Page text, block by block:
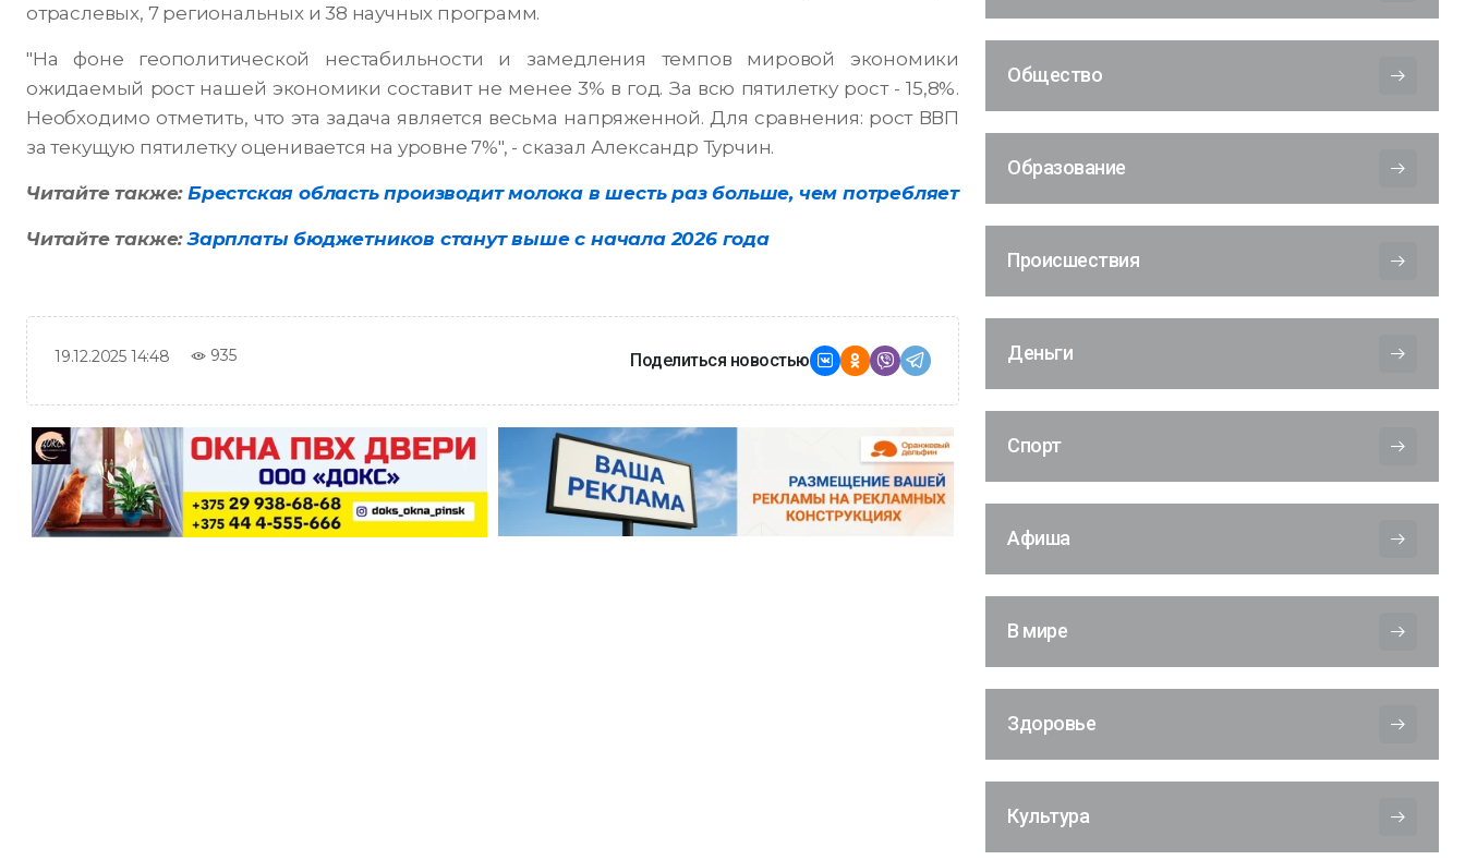
отраслевых, 7 региональных и 38 научных программ.
"На фоне геополитической нестабильности и замедления темпов мировой экономики
ожидаемый рост нашей экономики составит не менее 3% в год. За всю пятилетку рост - 15,8%.
Необходимо отметить, что эта задача является весьма напряженной. Для сравнения: рост ВВП
за текущую пятилетку оценивается на уровне 7%", - сказал Александр Турчин.
Читайте также:Брестская область производит молока в шесть раз больше, чем потребляет
Читайте также:Зарплаты бюджетников станут выше с начала 2026 года
19.12.2025 14:48 935 Поделиться новостью
Общество
Образование
Происшествия
Деньги
Спорт
Афиша
В мире
Здоровье
Культура